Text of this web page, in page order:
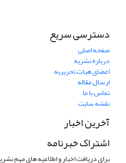
دسترسی سریع
صفحه اصلی
درباره نشریه
اعضای هیات تحریریه
ارسال مقاله
تماس با ما
نقشه سایت
آخرین اخبار
اشتراک خبرنامه
برای دریافت اخبار و اطلاعیه های مهم